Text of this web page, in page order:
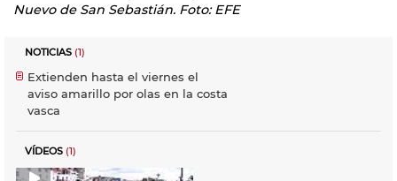
Nuevo de San Sebastián. Foto: EFE
NOTICIAS (1)
Extienden hasta el viernes el
aviso amarillo por olas en la costa
vasca
VÍDEOS (1)